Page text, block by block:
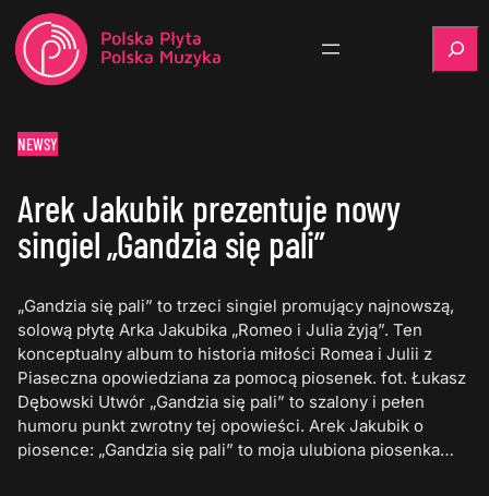
NEWSY
Arek Jakubik prezentuje nowy
singiel „Gandzia się pali”
„Gandzia się pali” to trzeci singiel promujący najnowszą,
solową płytę Arka Jakubika „Romeo i Julia żyją”. Ten
konceptualny album to historia miłości Romea i Julii z
Piaseczna opowiedziana za pomocą piosenek. fot. Łukasz
Dębowski Utwór „Gandzia się pali” to szalony i pełen
humoru punkt zwrotny tej opowieści. Arek Jakubik o
piosence: „Gandzia się pali” to moja ulubiona piosenka…